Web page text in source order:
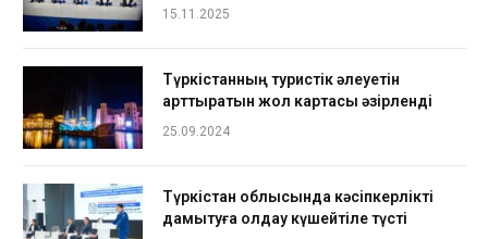
15.11.2025
Түркістанның туристік әлеуетін
арттыратын жол картасы әзірленді
25.09.2024
Түркістан облысында кәсіпкерлікті
дамытуға қолдау күшейтіле түсті